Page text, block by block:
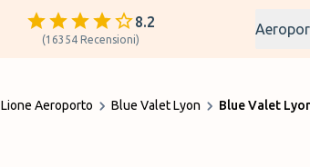
8.2
(16354 Recensioni)
Lione Aeroporto Blue Valet Lyon Blue Valet